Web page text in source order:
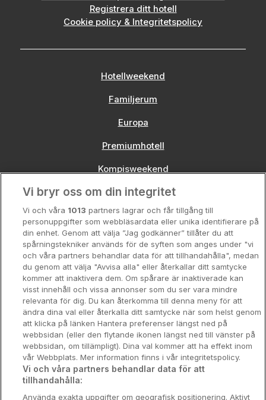
Registrera ditt hotell
Cookie policy & Integritetspolicy
Hotellweekend
Familjerum
Europa
Premiumhotell
Kompisweekend
Storstadsweekend
Hotellrum under 995 kr
Spahotell
Sydsverige
Om Hotellpremien
Nya hotell
Stadsweekend
Booking Enquiries:
Vi bryr oss om din integritet
Vi och våra 1013 partners lagrar och får tillgång till
personuppgifter som webbläsardata eller unika identifierare på
din enhet. Genom att välja ”Jag godkänner” tillåter du att
spårningstekniker används för de syften som anges under "vi
och våra partners behandlar data för att tillhandahålla", medan
du genom att välja "Avvisa alla" eller återkallar ditt samtycke
kommer att inaktivera dem. Om spårare är inaktiverade kan
visst innehåll och vissa annonser som du ser vara mindre
relevanta för dig. Du kan återkomma till denna meny för att
ändra dina val eller återkalla ditt samtycke när som helst genom
att klicka på länken Hantera preferenser längst ned på
webbsidan (eller den flytande ikonen längst ned till vänster på
webbsidan, om tillämpligt). Dina val kommer att ha effekt inom
vår Webbplats. Mer information finns i vår integritetspolicy.
Vi och våra partners behandlar data för att
tillhandahålla:
Använda exakta uppgifter om geografisk positionering. Aktivt